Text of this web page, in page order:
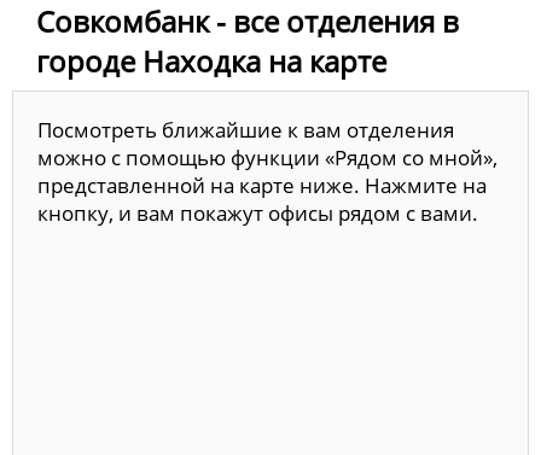
Совкомбанк - все отделения в
городе Находка на карте
Посмотреть ближайшие к вам отделения
можно с помощью функции «Рядом со мной»,
представленной на карте ниже. Нажмите на
кнопку, и вам покажут офисы рядом с вами.